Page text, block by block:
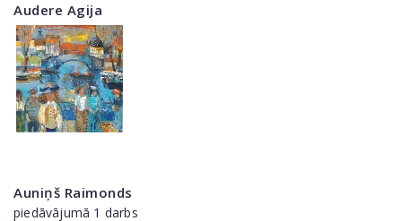
Audere Agija
Auniņš Raimonds
piedāvājumā 1 darbs